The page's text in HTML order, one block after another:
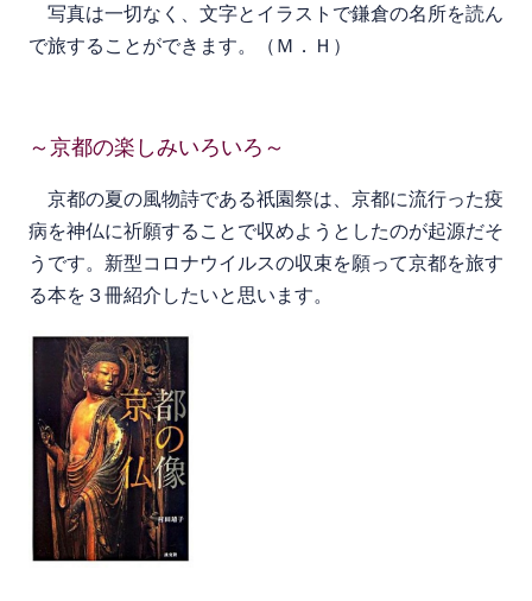
写真は一切なく、文字とイラストで鎌倉の名所を読ん
で旅することができます。（Ｍ．Ｈ）
～京都の楽しみいろいろ～
京都の夏の風物詩である祇園祭は、京都に流行った疫
病を神仏に祈願することで収めようとしたのが起源だそ
うです。新型コロナウイルスの収束を願って京都を旅す
る本を３冊紹介したいと思います。